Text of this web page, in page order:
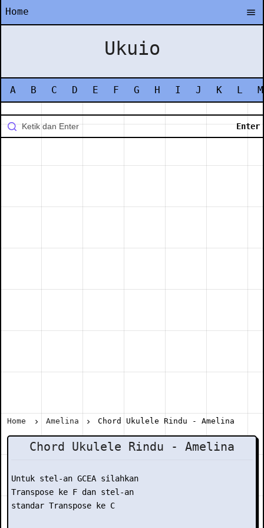
Home
Ukuio
A B C D E F G H I J K L M
Home Amelina Chord Ukulele Rindu - Amelina
Chord Ukulele Rindu - Amelina
Untuk stel-an GCEA silahkan
Transpose ke F dan stel-an
standar Transpose ke C